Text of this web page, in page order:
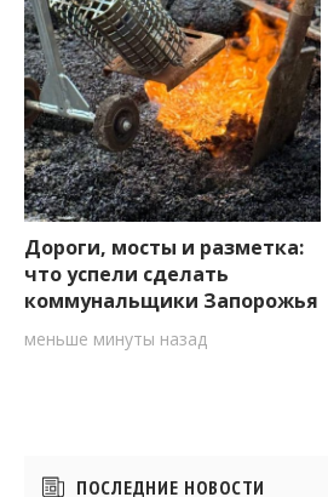
Дороги, мосты и разметка:
что успели сделать
коммунальщики Запорожья
меньше минуты назад
Боковые
ПОСЛЕДНИЕ НОВОСТИ